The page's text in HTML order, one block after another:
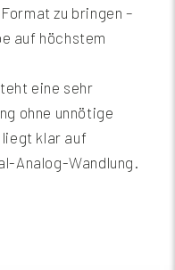
zu bringen –
auf höchstem
eine sehr
ohne unnötige
liegt klar auf
Analog-Wandlung.